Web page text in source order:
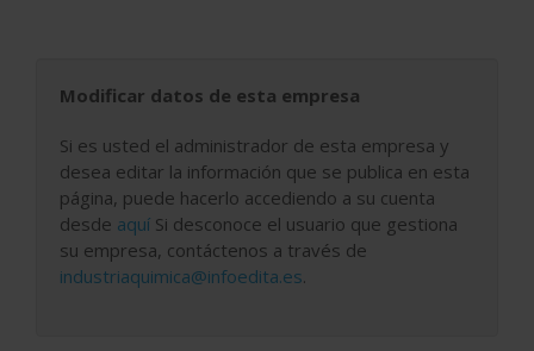
Modificar datos de esta empresa
Si es usted el administrador de esta empresa y
desea editar la información que se publica en esta
página, puede hacerlo accediendo a su cuenta
desde aquí Si desconoce el usuario que gestiona
su empresa, contáctenos a través de
industriaquimica@infoedita.es.